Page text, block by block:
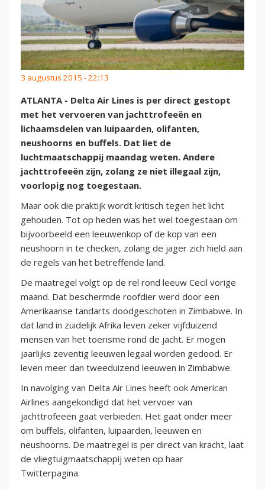
3 augustus 2015 - 22:13
ATLANTA - Delta Air Lines is per direct gestopt
met het vervoeren van jachttrofeeën en
lichaamsdelen van luipaarden, olifanten,
neushoorns en buffels. Dat liet de
luchtmaatschappij maandag weten. Andere
jachttrofeeën zijn, zolang ze niet illegaal zijn,
voorlopig nog toegestaan.
Maar ook die praktijk wordt kritisch tegen het licht
gehouden. Tot op heden was het wel toegestaan om
bijvoorbeeld een leeuwenkop of de kop van een
neushoorn in te checken, zolang de jager zich hield aan
de regels van het betreffende land.
De maatregel volgt op de rel rond leeuw Cecil vorige
maand. Dat beschermde roofdier werd door een
Amerikaanse tandarts doodgeschoten in Zimbabwe. In
dat land in zuidelijk Afrika leven zeker vijfduizend
mensen van het toerisme rond de jacht. Er mogen
jaarlijks zeventig leeuwen legaal worden gedood. Er
leven meer dan tweeduizend leeuwen in Zimbabwe.
In navolging van Delta Air Lines heeft ook American
Airlines aangekondigd dat het vervoer van
jachttrofeeën gaat verbieden. Het gaat onder meer
om buffels, olifanten, luipaarden, leeuwen en
neushoorns. De maatregel is per direct van kracht, laat
de vliegtuigmaatschappij weten op haar
Twitterpagina.